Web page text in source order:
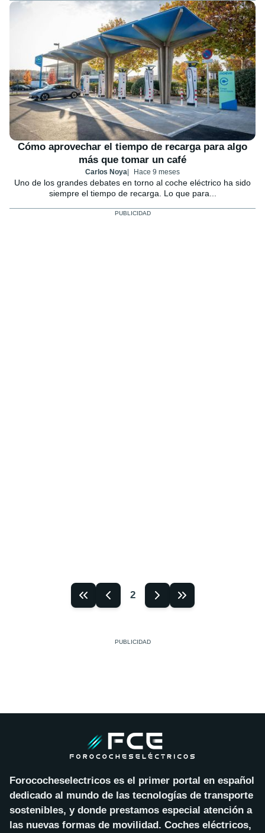
Cómo aprovechar el tiempo de recarga para algo
más que tomar un café
Carlos Noya Hace 9 meses
Uno de los grandes debates en torno al coche eléctrico ha sido
siempre el tiempo de recarga. Lo que para...
2
Forococheselectricos es el primer portal en español
dedicado al mundo de las tecnologías de transporte
sostenibles, y donde prestamos especial atención a
las nuevas formas de movilidad. Coches eléctricos,